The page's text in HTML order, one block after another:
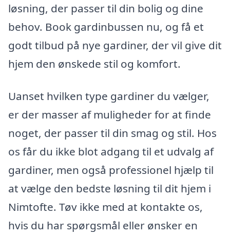
løsning, der passer til din bolig og dine
behov. Book gardinbussen nu, og få et
godt tilbud på nye gardiner, der vil give dit
hjem den ønskede stil og komfort.
Uanset hvilken type gardiner du vælger,
er der masser af muligheder for at finde
noget, der passer til din smag og stil. Hos
os får du ikke blot adgang til et udvalg af
gardiner, men også professionel hjælp til
at vælge den bedste løsning til dit hjem i
Nimtofte. Tøv ikke med at kontakte os,
hvis du har spørgsmål eller ønsker en